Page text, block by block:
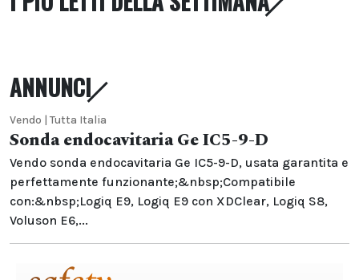
ANNUNCI
Vendo | Tutta Italia
Sonda endocavitaria Ge IC5-9-D
Vendo sonda endocavitaria Ge IC5-9-D, usata garantita e
perfettamente funzionante;&nbsp;Compatibile
con:&nbsp;Logiq E9, Logiq E9 con XDClear, Logiq S8,
Voluson E6,...